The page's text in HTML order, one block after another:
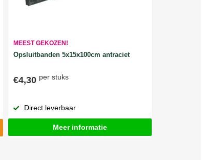
MEEST GEKOZEN!
Opsluitbanden 5x15x100cm antraciet
€4,30 per stuks
Direct leverbaar
Meer informatie